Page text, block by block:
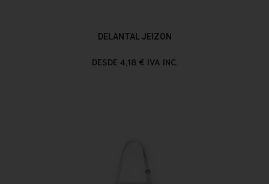
DELANTAL JEIZON
DESDE 4,18 € IVA INC.